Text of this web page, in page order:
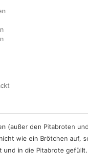
(außer den Pitabroten
wie ein Brötchen auf,
und in die Pitabrote gefüllt.